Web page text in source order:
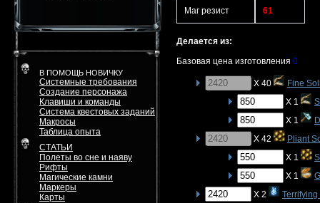
В ПОМОЩЬ НОВИЧКУ
Системные требования
Создание персонажа
Клавиши и команды
Система квестовых заданий
Макросы
Таблица опыта
СТАТЬИ
Полеты во сне и наяву
Рифты
Магические камни
Маркеры
Карты
Маг резист 61
Делается из:
Базовая цена изготовления 0
X 40
Fine
X 1
X 1
X 42
Pliant
X 1
X 1
X 2
Terrifying